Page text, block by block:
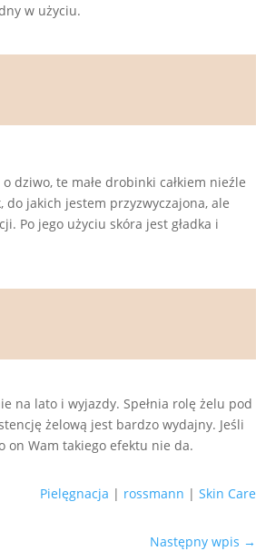
w użyciu.
dziwo, te małe drobinki całkiem nieźle
jakich jestem przyzwyczajona, ale
Po jego użyciu skóra jest gładka i
na lato i wyjazdy. Spełnia rolę żelu pod
żelową jest bardzo wydajny. Jeśli
on Wam takiego efektu nie da.
Pielęgnacja | rossmann |Skin Care
Następny wpis →